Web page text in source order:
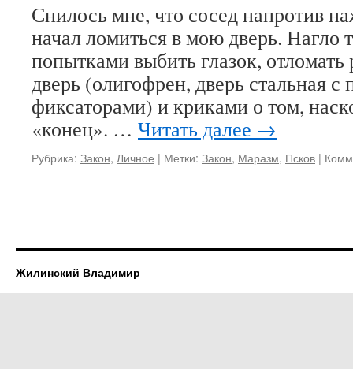
Снилось мне, что сосед напротив
начал ломиться в мою дверь. Нагло
попытками выбить глазок,
дверь (олигофрен, дверь стальная
фиксаторами) и криками о том,
«конец». … Читать далее →
Рубрика: Закон, Личное | Метки: Закон, Маразм, Псков |
Жилинский Владимир